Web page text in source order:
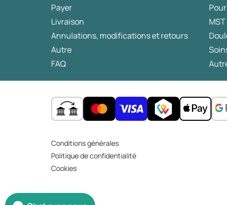
concentration ou des changements
d'humeur. Il est crucial d'identifier la cause
physique ou psychologique des troubles
traitement adapté et de prévenir d'autres
problèmes de santé. Les solutions peuvent
inclure des ajustements du mode de vie,
des compléments alimentaires ou, dans
certains cas, des médicaments. Cet article
examine les causes possibles des troubles
disponibles.
Payer
Livraison
Annulations, modifications et retours
Autre
FAQ
MST
Conditions générales
Politique de confidentialité
Cookies